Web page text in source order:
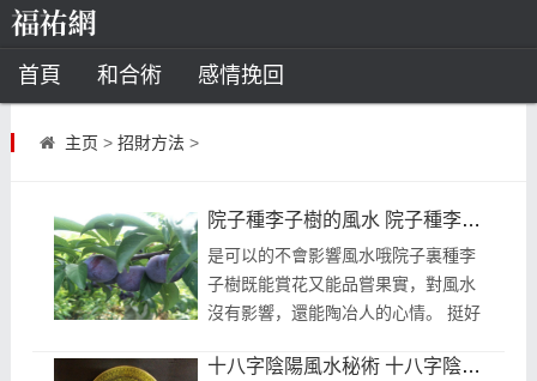
首頁 和合術 感情挽回
道教法事
風水 招財方法 化煞法事
星座
白羊座 水瓶座 摩羯座 射手座
主页 > 招財方法>
院子種李子樹的風水 院子種李子樹的風水講究
是可以的不會影響風水哦院子裏種李
子樹既能賞花又能品嘗果實，對風水
沒有影響，還能陶冶人的心情。 挺好
李無言，下自成蹊之說，家裏種植李
十八字陰陽風水秘術 十八字陰陽風水秘術口訣